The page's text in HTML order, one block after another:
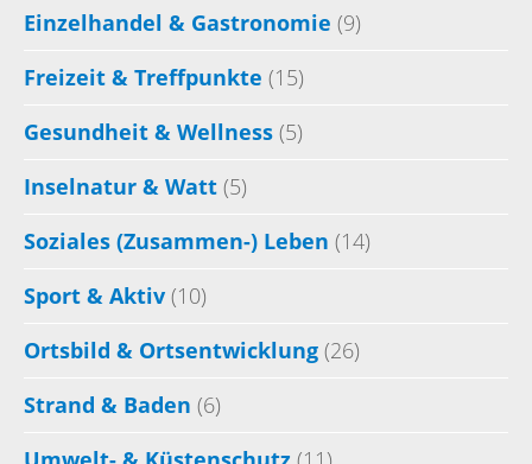
Einzelhandel & Gastronomie (9)
Freizeit & Treffpunkte (15)
Gesundheit & Wellness (5)
Inselnatur & Watt (5)
Soziales (Zusammen-) Leben (14)
Sport & Aktiv (10)
Ortsbild & Ortsentwicklung (26)
Strand & Baden (6)